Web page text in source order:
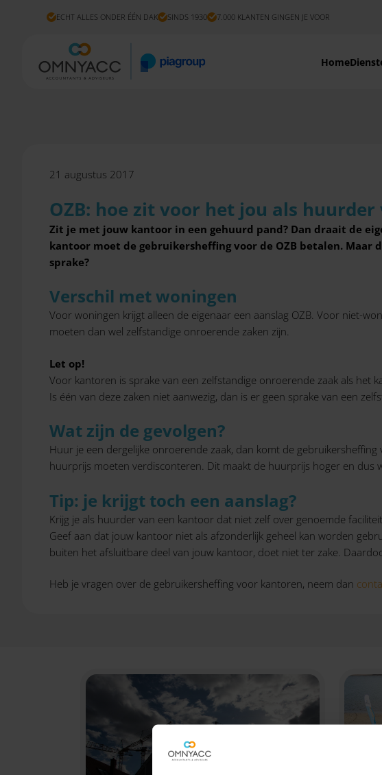
ECHT ALLES ONDER ÉÉN DAK SINDS 1930 7.000 KLANTEN GINGEN JE VOOR
Home
21 augustus 2017
OZB: hoe zit voor het jou als
Zit je met jouw kantoor in een gehuurd pand? Dan draait de
kantoor moet de gebruikersheffing voor de OZB betalen.
sprake?
Verschil met woningen
Voor woningen krijgt alleen de eigenaar een aanslag OZB. Voor niet-
moeten dan wel zelfstandige onroerende zaken zijn.
Let op!
Voor kantoren is sprake van een zelfstandige onroerende zaak als
Is één van deze zaken niet aanwezig, dan is er geen sprake van een
Wat zijn de gevolgen?
Huur je een dergelijke onroerende zaak, dan komt de
huurprijs moeten verdisconteren. Dit maakt de huurprijs hoger en dus
Tip: je krijgt toch een aanslag?
Krijg je als huurder van een kantoor dat niet zelf over genoemde
Geef aan dat jouw kantoor niet als afzonderlijk geheel kan worden
buiten het afsluitbare deel van jouw kantoor, doet niet ter zake.
Heb je vragen over de gebruikersheffing voor kantoren, neem dan